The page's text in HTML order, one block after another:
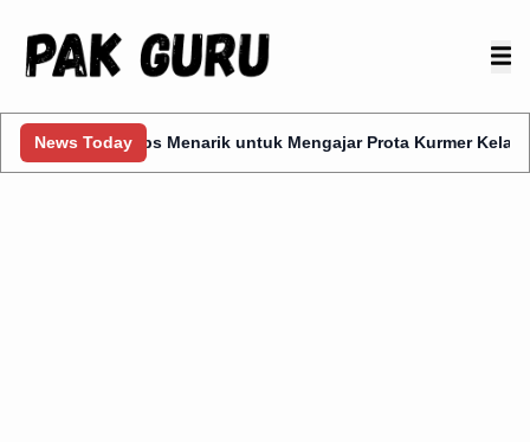
News Today
Tips Menarik untuk Mengajar Prota Kurmer Kelas 1